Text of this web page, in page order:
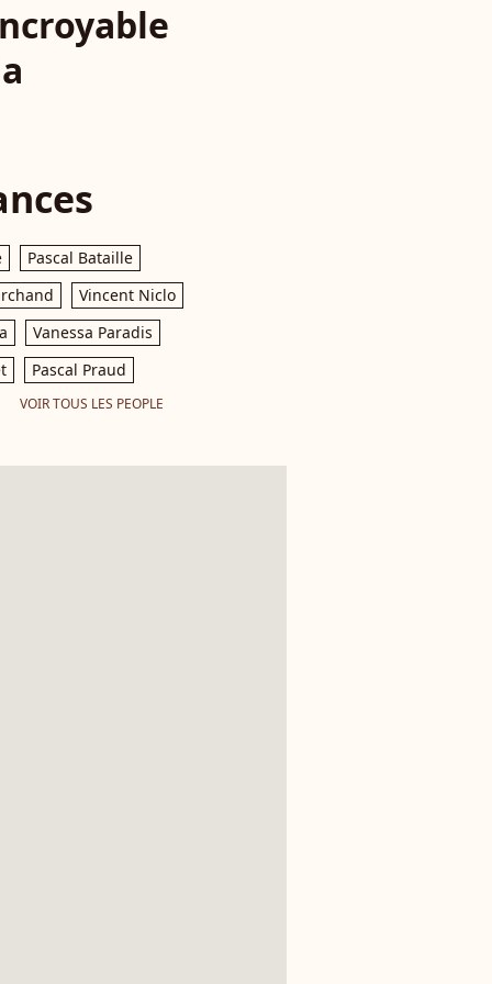
Pascal Bataille
Vincent Niclo
Vanessa Paradis
Pascal Praud
VOIR TOUS LES PEOPLE